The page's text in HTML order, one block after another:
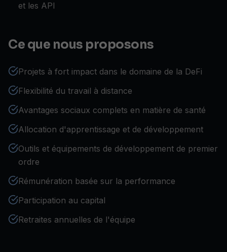
et les API
Ce que nous proposons
Projets à fort impact dans le domaine de la DeFi
Flexibilité du travail à distance
Avantages sociaux complets en matière de santé
Allocation d'apprentissage et de développement
Outils et équipements de développement de premier
ordre
Rémunération basée sur la performance
Participation au capital
Retraites annuelles de l'équipe